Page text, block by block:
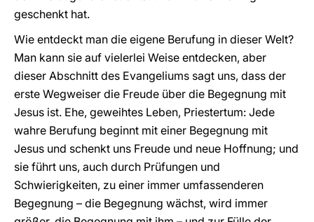
geschenkt hat.
Wie entdeckt man die eigene Berufung in dieser Welt?
Man kann sie auf vielerlei Weise entdecken, aber
dieser Abschnitt des Evangeliums sagt uns, dass der
erste Wegweiser die Freude über die Begegnung mit
Jesus ist. Ehe, geweihtes Leben, Priestertum: Jede
wahre Berufung beginnt mit einer Begegnung mit
Jesus und schenkt uns Freude und neue Hoffnung; und
sie führt uns, auch durch Prüfungen und
Schwierigkeiten, zu einer immer umfassenderen
Begegnung – die Begegnung wächst, wird immer